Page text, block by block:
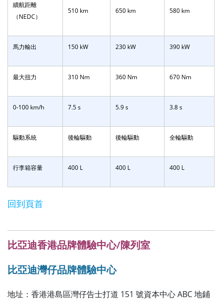
續航距離
（NEDC）
510 km 650 km 580 km
馬力輸出 150 kW 230 kW 390 kW
最大扭力 310 Nm 360 Nm 670 Nm
0-100 km/h 7.5 s 5.9 s 3.8 s
驅動系統 後輪驅動 後輪驅動 全輪驅動
行李箱容量 400 L 400 L 400 L
回到頁首
比亞迪香港品牌體驗中心/陳列室
比亞迪灣仔品牌體驗中心
地址：香港港島區灣仔告士打道 151 號資本中心 ABC 地鋪